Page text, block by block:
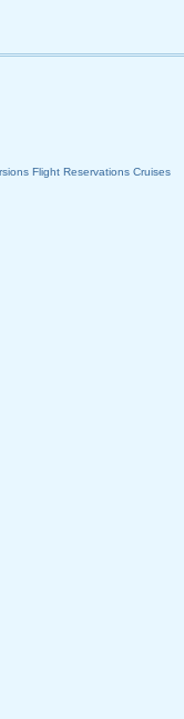
Flight Reservations Cruises